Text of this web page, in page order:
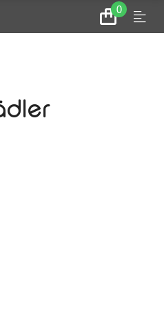
0
Zum
Warenkorb
Menu